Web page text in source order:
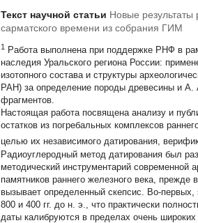
Текст научной статьи Новые результаты
сарматского времени из собрания ГИМ
1
Работа выполнена при поддержке РНФ в
наследия Уральского региона России:
изотопного состава и структуры
РАН) за определение породы древесины и А.
фрагментов.
Настоящая работа посвящена анализу и
остатков из погребальных комплексов
целью их независимого датирования,
Радиоуглеродный метод датирования был
методический инструментарий
памятников раннего железного века, прежде
вызывает определенный скепсис. Во-
800 и 400 гг. до н. э., что практически
даты калибруются в пределах очень